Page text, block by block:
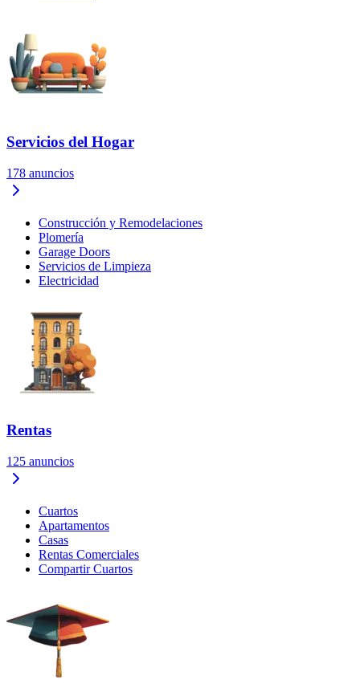
Servicios del Hogar
178 anuncios
Construcción y Remodelaciones
Plomería
Garage Doors
Servicios de Limpieza
Electricidad
Rentas
125 anuncios
Cuartos
Apartamentos
Casas
Rentas Comerciales
Compartir Cuartos